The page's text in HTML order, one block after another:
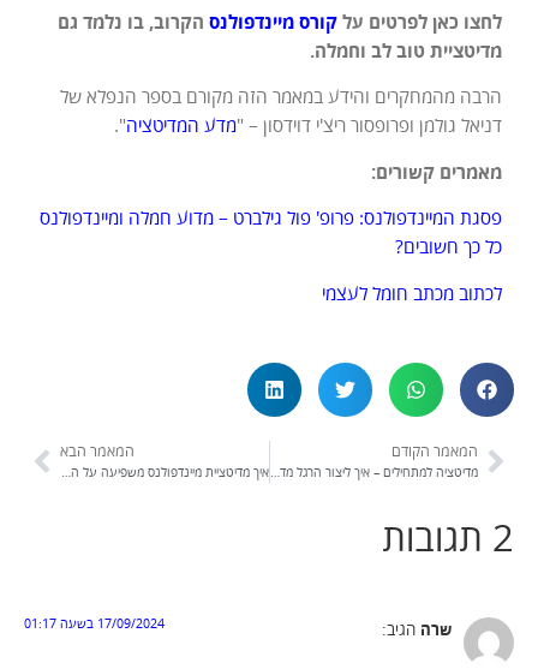
לחצו כאן לפרטים על קורס מיינדפולנס הקרוב, בו נלמד גם
מדיטציית טוב לב וחמלה.
הרבה מהמחקרים והידע במאמר הזה מקורם בספר הנפלא של
דניאל גולמן ופרופסור ריצ'י דוידסון – "מדע המדיטציה".
מאמרים קשורים:
פסגת המיינדפולנס: פרופ' פול גילברט – מדוע חמלה ומיינדפולנס
כל כך חשובים?
לכתוב מכתב חומל לעצמי
המאמר הקודם
מדיטציה למתחילים – איך ליצור הרגל מדיטציה?
המאמר הבא
איך מדיטציית מיינדפולנס משפיעה על המחשבות שרצות ללא הפסק ורשת ברירת המחדל? ההסבר המדעי
2 תגובות
שרה הגיב: 17/09/2024 בשעה 01:17